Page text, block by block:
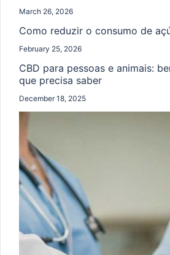
March 26, 2026
Como reduzir o consumo de
February 25, 2026
CBD para pessoas e animais:
que precisa saber
December 18, 2025